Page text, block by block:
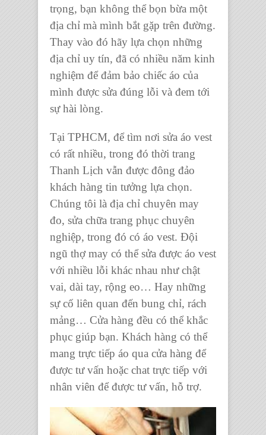
trọng, bạn không thể bọn bừa một
địa chỉ mà mình bắt gặp trên đường.
Thay vào đó hãy lựa chọn những
địa chỉ uy tín, đã có nhiều năm kinh
nghiệm để đảm bảo chiếc áo của
mình được sửa đúng lỗi và đem tới
sự hài lòng.
Tại TPHCM, để tìm nơi sửa áo vest
có rất nhiều, trong đó thời trang
Thanh Lịch vẫn được đông đảo
khách hàng tin tưởng lựa chọn.
Chúng tôi là địa chỉ chuyên may
đo, sửa chữa trang phục chuyên
nghiệp, trong đó có áo vest. Đội
ngũ thợ may có thể sửa được áo vest
với nhiều lỗi khác nhau như chật
vai, dài tay, rộng eo… Hay những
sự cố liên quan đến bung chỉ, rách
mảng… Cửa hàng đều có thể khắc
phục giúp bạn. Khách hàng có thể
mang trực tiếp áo qua cửa hàng để
được tư vấn hoặc chat trực tiếp với
nhân viên để được tư vấn, hỗ trợ.